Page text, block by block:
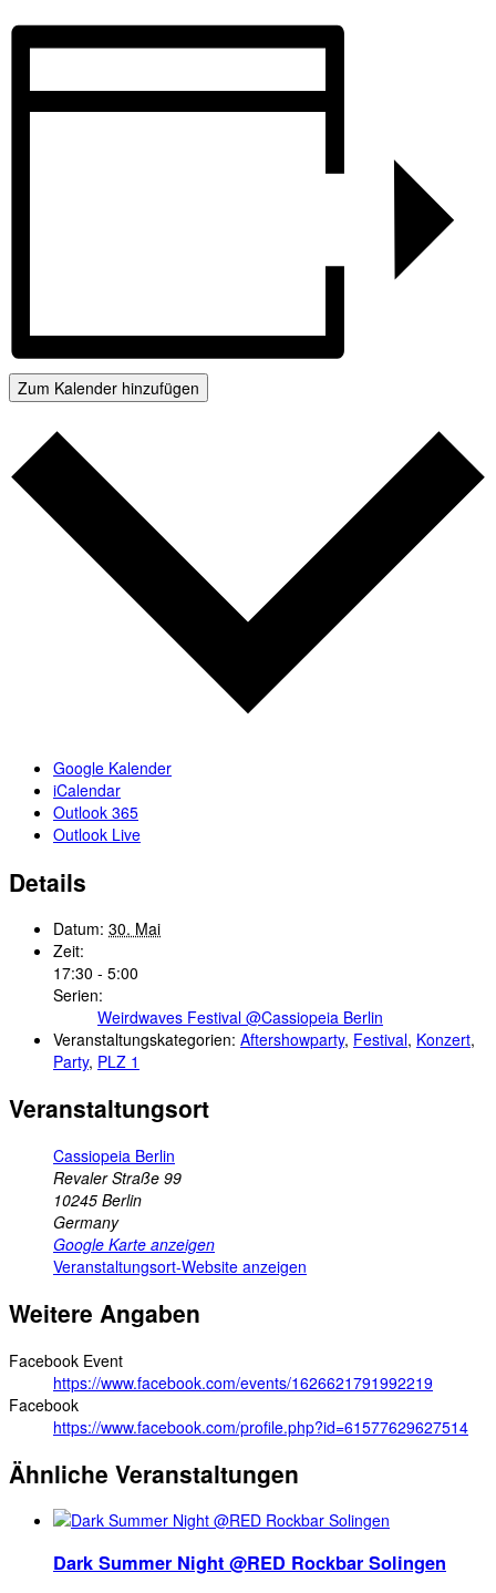
Zum Kalender hinzufügen
Google Kalender
iCalendar
Outlook 365
Outlook Live
Details
Datum: 30. Mai
Zeit:
17:30 - 5:00
Serien:
Weirdwaves Festival @Cassiopeia Berlin
Veranstaltungskategorien: Aftershowparty, Festival, Konzert,
Party, PLZ 1
Veranstaltungsort
Cassiopeia Berlin
Revaler Straße 99
10245 Berlin
Germany
Google Karte anzeigen
Veranstaltungsort-Website anzeigen
Weitere Angaben
Facebook Event
https://www.facebook.com/events/1626621791992219
Facebook
https://www.facebook.com/profile.php?id=61577629627514
Ähnliche Veranstaltungen
Dark Summer Night @RED Rockbar Solingen